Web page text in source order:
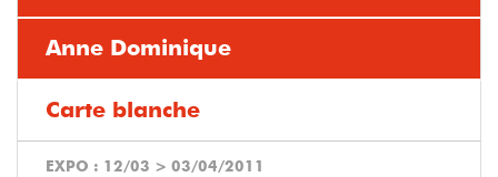
Anne Dominique
Carte blanche
EXPO : 12/03 > 03/04/2011